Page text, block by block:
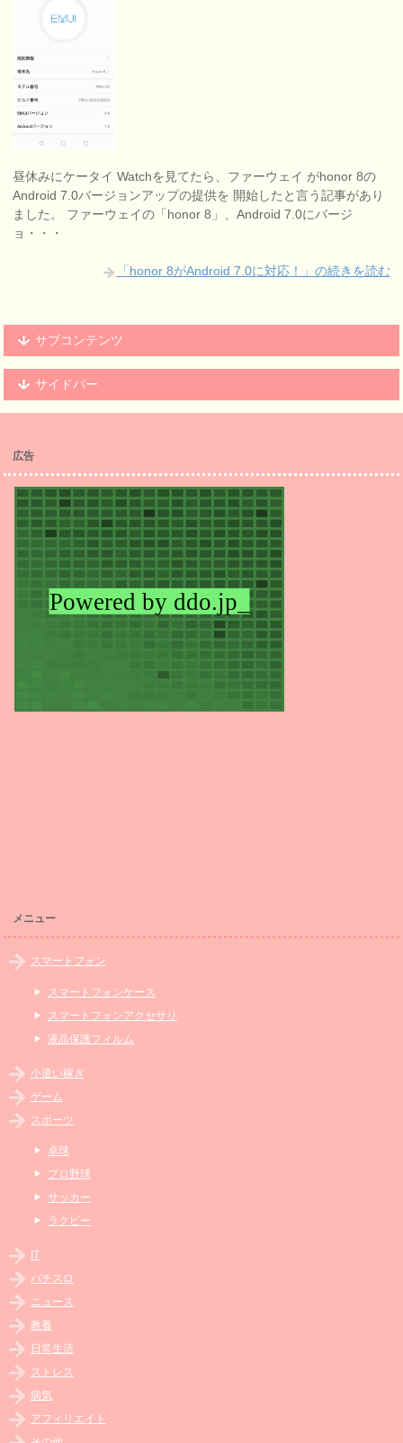
昼休みにケータイ Watchを見てたら、ファーウェイ がhonor 8の
Android 7.0バージョンアップの提供を 開始したと言う記事があり
ました。 ファーウェイの「honor 8」、Android 7.0にバージ
ョ・・・
「honor 8がAndroid 7.0に対応！」の続きを読む
サブコンテンツ
サイドバー
広告
メニュー
スマートフォン
スマートフォンケース
スマートフォンアクセサリ
液晶保護フィルム
小遣い稼ぎ
ゲーム
スポーツ
卓球
プロ野球
サッカー
ラクビー
IT
パチスロ
ニュース
教養
日常生活
ストレス
病気
アフィリエイト